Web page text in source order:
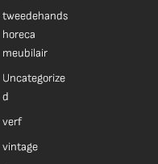
tweedehands
horeca
meubilair
Uncategorize
d
verf
vintage